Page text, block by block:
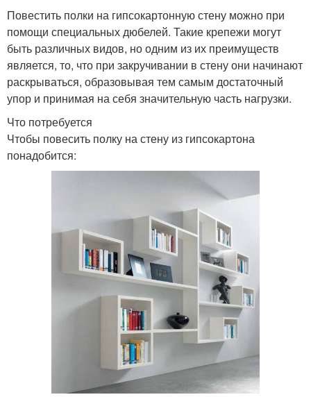
Повестить полки на гипсокартонную стену можно при
помощи специальных дюбелей. Такие крепежи могут
быть различных видов, но одним из их преимуществ
является, то, что при закручивании в стену они начинают
раскрываться, образовывая тем самым достаточный
упор и принимая на себя значительную часть нагрузки.
Что потребуется
Чтобы повесить полку на стену из гипсокартона
понадобится: